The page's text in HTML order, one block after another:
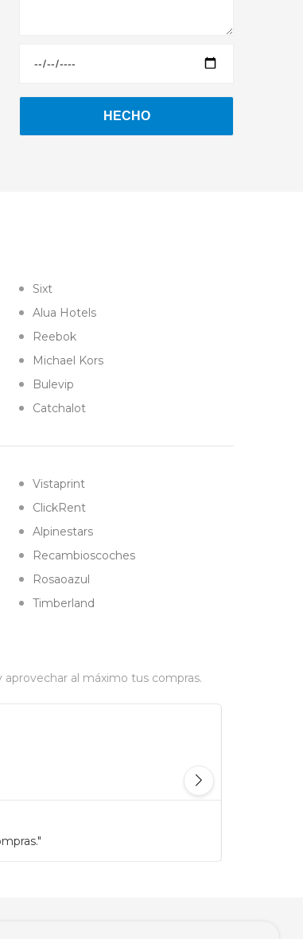
Sixt
Alua Hotels
Reebok
Michael Kors
Bulevip
Catchalot
Vistaprint
ClickRent
Alpinestars
Recambioscoches
Rosaoazul
Timberland
al máximo tus compras.